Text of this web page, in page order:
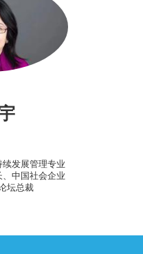
发展管理专业
中国社会企业
坛总裁